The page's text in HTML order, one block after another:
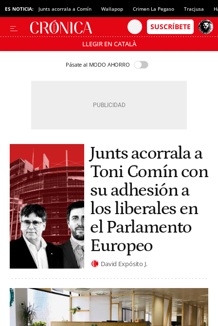
ES NOTICIA: Junts acorrala a Comín Wallapop Crimen La Pegaso Tracjusa
LLEGIR EN CATALÀ
Pásate al MODO AHORRO
Junts acorrala a
Toni Comín con
su adhesión a
los liberales en
el Parlamento
Europeo
David Expósito J.